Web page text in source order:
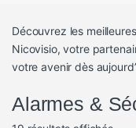
Découvrez les
Nicovisio, votre
votre avenir dès
Alarmes &